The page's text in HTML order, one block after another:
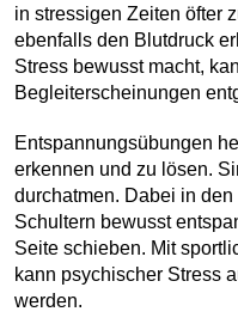
in stressigen Zeiten öfter
ebenfalls den Blutdruck
Stress bewusst macht,
Begleiterscheinungen
Entspannungsübungen
erkennen und zu lösen.
durchatmen. Dabei in
Schultern bewusst
Seite schieben. Mit
kann psychischer Stress
werden.